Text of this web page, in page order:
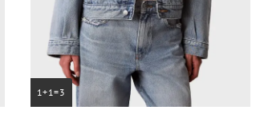
1+1=3